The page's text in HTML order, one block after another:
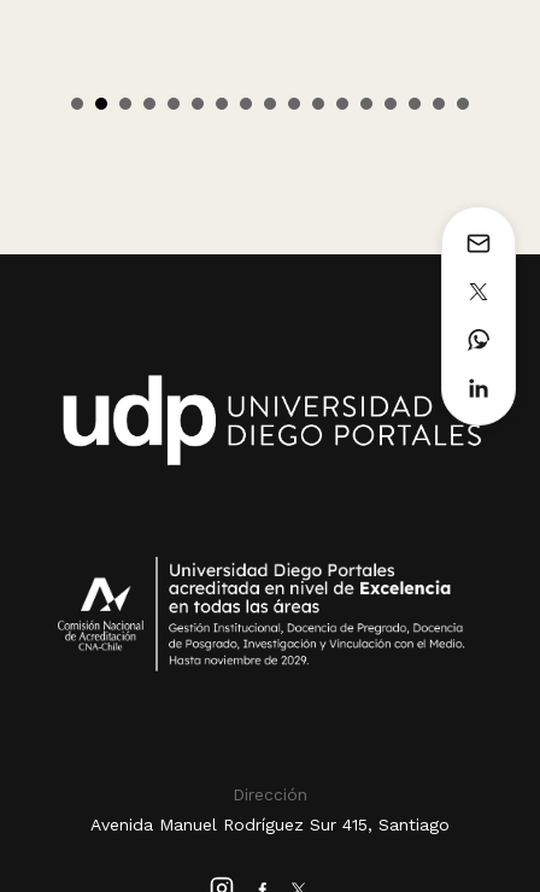
Dirección
Avenida Manuel Rodríguez Sur 415, Santiago